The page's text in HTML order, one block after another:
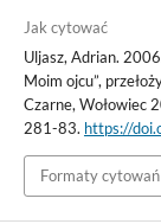
Jak cytować
Uljasz, Adrian.
Moim ojcu”,
Czarne, Wołowiec
281-83. https://
Formaty cytowań